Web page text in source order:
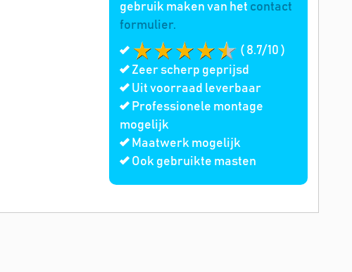
gebruik maken van het contact
formulier.
( 8.7/10 )
Zeer scherp geprijsd
Uit voorraad leverbaar
Professionele montage
mogelijk
Maatwerk mogelijk
Ook gebruikte masten